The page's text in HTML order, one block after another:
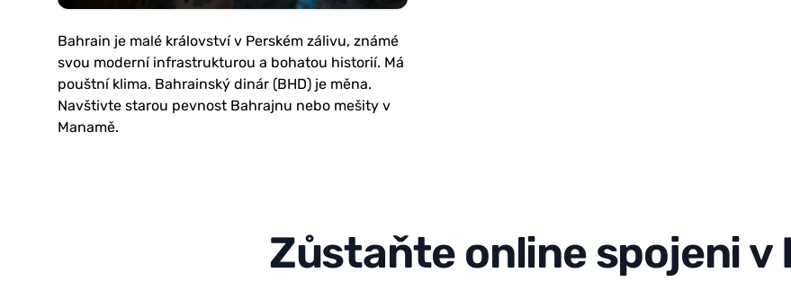
Bahrain je malé království v Perském zálivu, známé
svou moderní infrastrukturou a bohatou historií. Má
pouštní klima. Bahrainský dinár (BHD) je měna.
Navštivte starou pevnost Bahrajnu nebo mešity v
Manamě.
Zůstaňte online spojeni v